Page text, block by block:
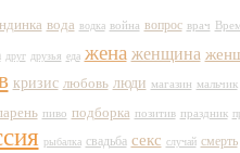
вода водка война вопрос врач
друг друзья еда жена женщина
кризис любовь люди магазин мальчик
пиво подборка позитив праздник
рыбалка свадьба секс случай смерть